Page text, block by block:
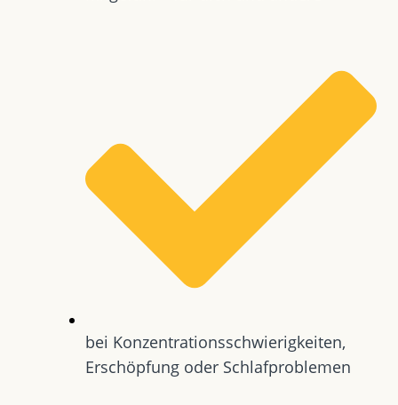
bei Konzentrationsschwierigkeiten,
Erschöpfung oder Schlafproblemen